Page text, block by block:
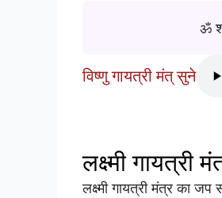
ॐ
विष्णु गायत्री मंत् सुने
लक्ष्मी गायत्री
लक्ष्मी गायत्री मंत्र का जप